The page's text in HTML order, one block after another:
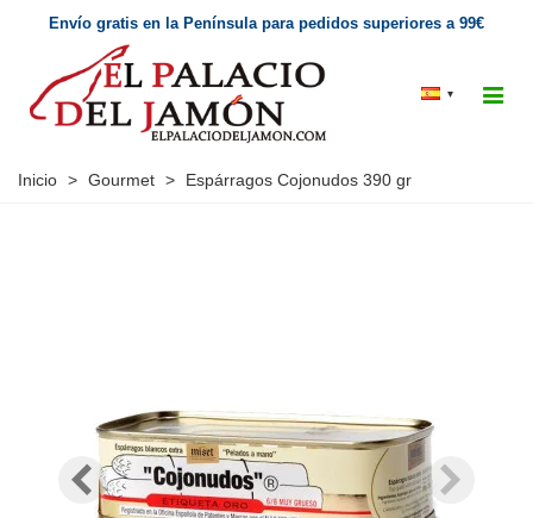
Envío gratis en la Península para pedidos superiores a 99€
▾
Inicio > Gourmet > Espárragos Cojonudos 390 gr